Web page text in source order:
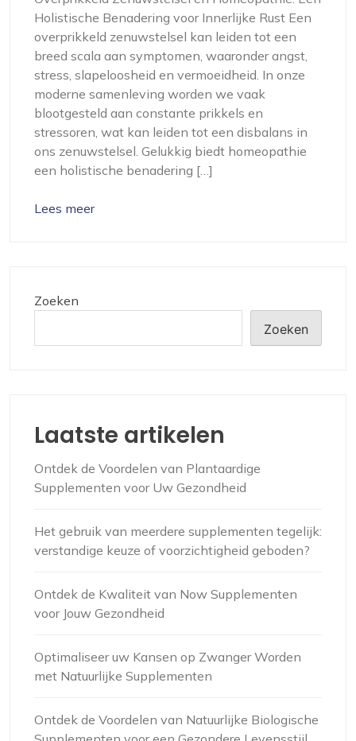
Holistische Benadering voor Innerlijke Rust Een
overprikkeld zenuwstelsel kan leiden tot een
breed scala aan symptomen, waaronder angst,
stress, slapeloosheid en vermoeidheid. In onze
moderne samenleving worden we vaak
blootgesteld aan constante prikkels en
stressoren, wat kan leiden tot een disbalans in
ons zenuwstelsel. Gelukkig biedt homeopathie
een holistische benadering […]
Lees meer
Zoeken
Zoeken
Laatste artikelen
Ontdek de Voordelen van Plantaardige
Supplementen voor Uw Gezondheid
Het gebruik van meerdere supplementen tegelijk:
verstandige keuze of voorzichtigheid geboden?
Ontdek de Kwaliteit van Now Supplementen
voor Jouw Gezondheid
Optimaliseer uw Kansen op Zwanger Worden
met Natuurlijke Supplementen
Ontdek de Voordelen van Natuurlijke Biologische